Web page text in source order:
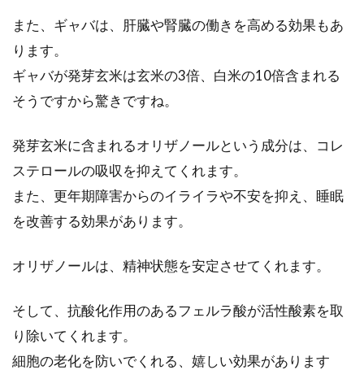
関西というと、お好み焼きをイメージする人も
はなくても...
簡単な味噌汁のレシピ！栄養豊富な
オクラを食べてみましょう
意外に知られていませんが、オクラは栄養が豊
＆味噌だれの作り方を伝授
また、ギャバは、肝臓や腎臓の働きを高める効果もあ
ります。
ギャバが発芽玄米は玄米の3倍、白米の10倍含まれる
そうですから驚きですね。
発芽玄米に含まれるオリザノールという成分は、コレ
ステロールの吸収を抑えてくれます。
また、更年期障害からのイライラや不安を抑え、睡眠
を改善する効果があります。
オリザノールは、精神状態を安定させてくれます。
そして、抗酸化作用のあるフェルラ酸が活性酸素を取
り除いてくれます。
細胞の老化を防いでくれる、嬉しい効果があります